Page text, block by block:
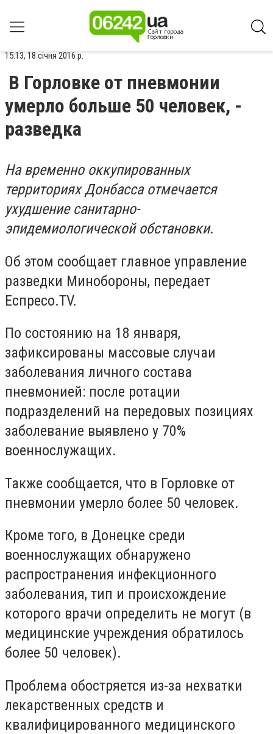
15:13, 18 січня 2016 р.
В Горловке от пневмонии
умерло больше 50 человек, -
разведка
На временно оккупированных
территориях Донбасса отмечается
ухудшение санитарно-
эпидемиологической обстановки.
Об этом сообщает главное управление
разведки Минобороны, передает
Еспресо.TV.
По состоянию на 18 января,
зафиксированы массовые случаи
заболевания личного состава
пневмонией: после ротации
подразделений на передовых позициях
заболевание выявлено у 70%
военнослужащих.
Также сообщается, что в Горловке от
пневмонии умерло более 50 человек.
Кроме того, в Донецке среди
военнослужащих обнаружено
распространения инфекционного
заболевания, тип и происхождение
которого врачи определить не могут (в
медицинские учреждения обратилось
более 50 человек).
Проблема обостряется из-за нехватки
лекарственных средств и
квалифицированного медицинского